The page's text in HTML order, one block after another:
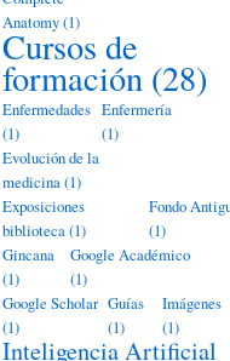
Anatomy(1)
Cursos de
formación (28)
Enfermedades
(1)
Enfermería
(1)
Evolución de la
medicina(1)
Exposiciones
biblioteca(1)
Fondo
(1)
Gincana
(1)
Google Académico
(1)
Google Scholar
(1)
Guías
(1)
Imágenes
(1)
Inteligencia Artificial